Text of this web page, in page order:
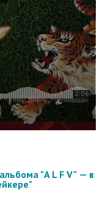
"A L F V" — в